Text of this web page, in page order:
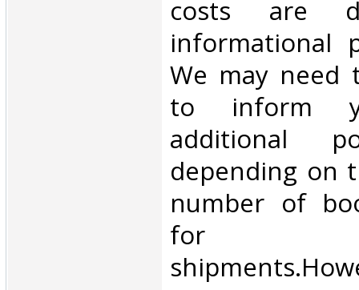
costs are
informational
We may need
to inform
additional
depending on
number of
for